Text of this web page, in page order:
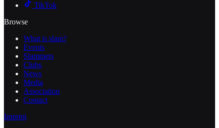
TikTok
Browse
What is slam?
Events
Slammers
Clubs
News
Media
Association
Contact
Imprint